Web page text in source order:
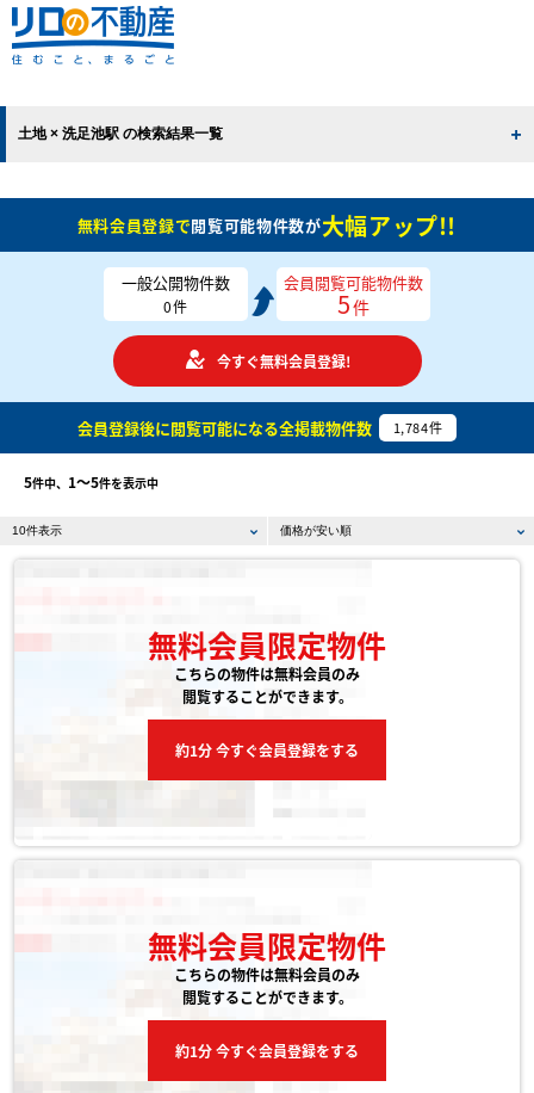
土地 × 洗足池駅 の検索結果一覧
無料会員登録で閲覧可能物件数が大幅アップ!!
一般公開物件数
0件
会員閲覧可能物件数
5件
今すぐ無料会員登録!
会員登録後に閲覧可能になる全掲載物件数 1,784件
5件中、 1〜5件を表示中
無料会員限定物件
こちらの物件は無料会員のみ
閲覧することができます。
約1分 今すぐ会員登録をする
無料会員限定物件
こちらの物件は無料会員のみ
閲覧することができます。
約1分 今すぐ会員登録をする